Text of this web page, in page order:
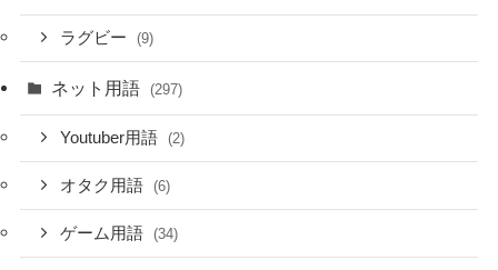
ラグビー (9)
ネット用語 (297)
Youtuber用語 (2)
オタク用語 (6)
ゲーム用語 (34)